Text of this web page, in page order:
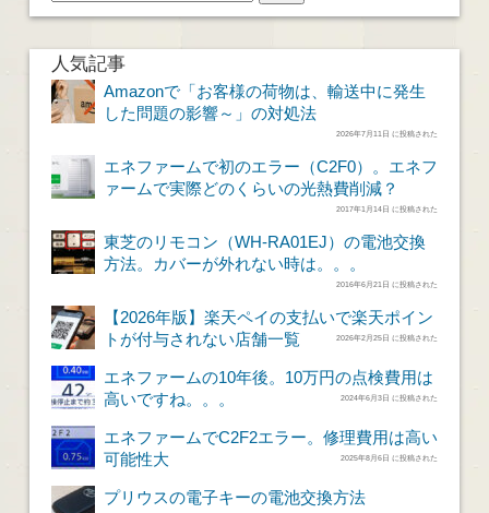
人気記事
Amazonで「お客様の荷物は、輸送中に発生
した問題の影響～」の対処法
2026年7月11日 に投稿された
エネファームで初のエラー（C2F0）。エネフ
ァームで実際どのくらいの光熱費削減？
2017年1月14日 に投稿された
東芝のリモコン（WH-RA01EJ）の電池交換
方法。カバーが外れない時は。。。
2016年6月21日 に投稿された
【2026年版】楽天ペイの支払いで楽天ポイン
トが付与されない店舗一覧
2026年2月25日 に投稿された
エネファームの10年後。10万円の点検費用は
高いですね。。。
2024年6月3日 に投稿された
エネファームでC2F2エラー。修理費用は高い
可能性大
2025年8月6日 に投稿された
プリウスの電子キーの電池交換方法